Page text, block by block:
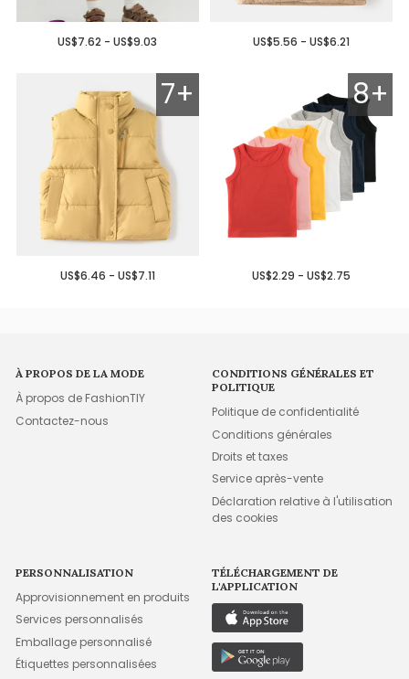
US$7.62 - US$9.03 US$5.56 - US$6.21
7+
US$6.46 - US$7.11
8+
US$2.29 - US$2.75
À PROPOS DE LA MODE
À propos de FashionTIY
Contactez-nous
CONDITIONS GÉNÉRALES ET
POLITIQUE
Politique de confidentialité
Conditions générales
Droits et taxes
Service après-vente
Déclaration relative à l'utilisation
des cookies
PERSONNALISATION
Approvisionnement en produits
Services personnalisés
Emballage personnalisé
Étiquettes personnalisées
TÉLÉCHARGEMENT DE
L'APPLICATION